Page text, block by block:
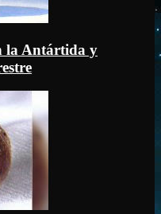
la Antártida y